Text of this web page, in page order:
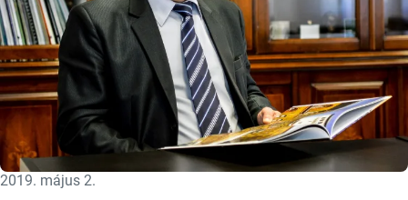
Közzétéve:
2019. május 2.